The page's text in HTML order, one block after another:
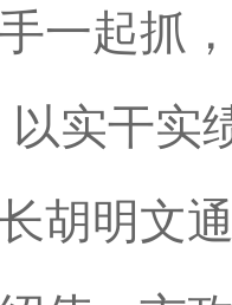
一起抓
以实干实
胡明文